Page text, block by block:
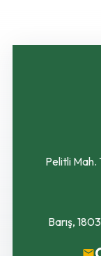
Pelitli Mah.
Barış,